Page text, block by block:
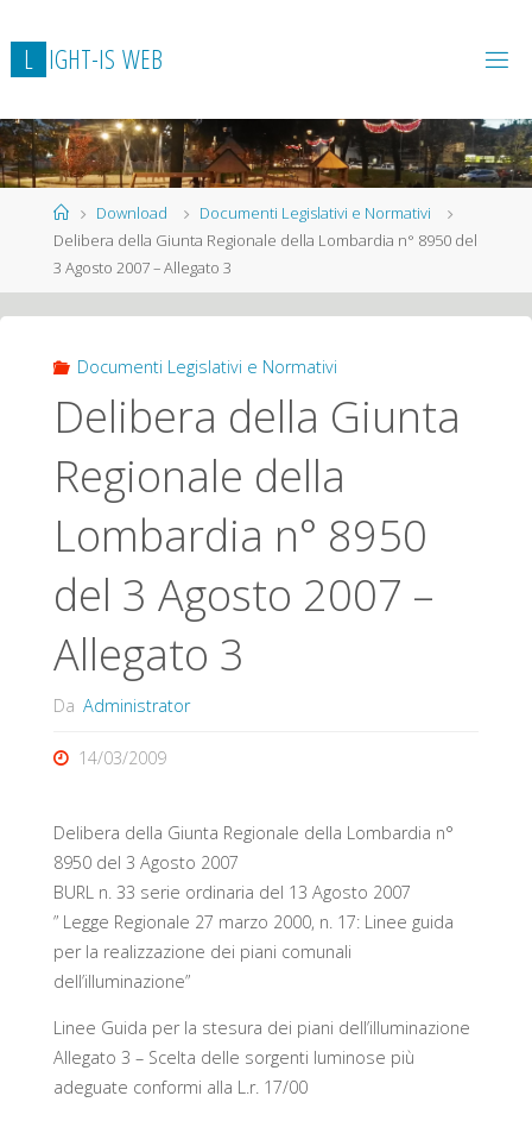
L IGHT-IS WEB
HomeDownload
Documenti Legislativi e Normativi
Delibera della Giunta Regionale della Lombardia n° 8950 del
3 Agosto 2007 – Allegato 3
Documenti Legislativi e Normativi
Delibera della Giunta
Regionale della
Lombardia n° 8950
del 3 Agosto 2007 –
Allegato 3
Da Administrator
14/03/2009
Delibera della Giunta Regionale della Lombardia n°
8950 del 3 Agosto 2007
BURL n. 33 serie ordinaria del 13 Agosto 2007
” Legge Regionale 27 marzo 2000, n. 17: Linee guida
per la realizzazione dei piani comunali
dell’illuminazione”
Linee Guida per la stesura dei piani dell’illuminazione
Allegato 3 – Scelta delle sorgenti luminose più
adeguate conformi alla L.r. 17/00